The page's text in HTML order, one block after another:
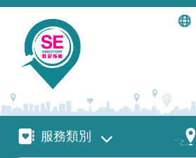
移至主內容
服務類別服務類別 地區